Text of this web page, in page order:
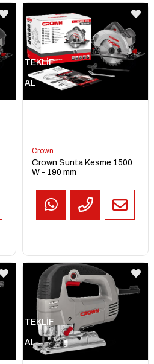
TEKLİF
AL
Crown
Crown Sunta Kesme 1500
W - 190 mm
TEKLİF
AL